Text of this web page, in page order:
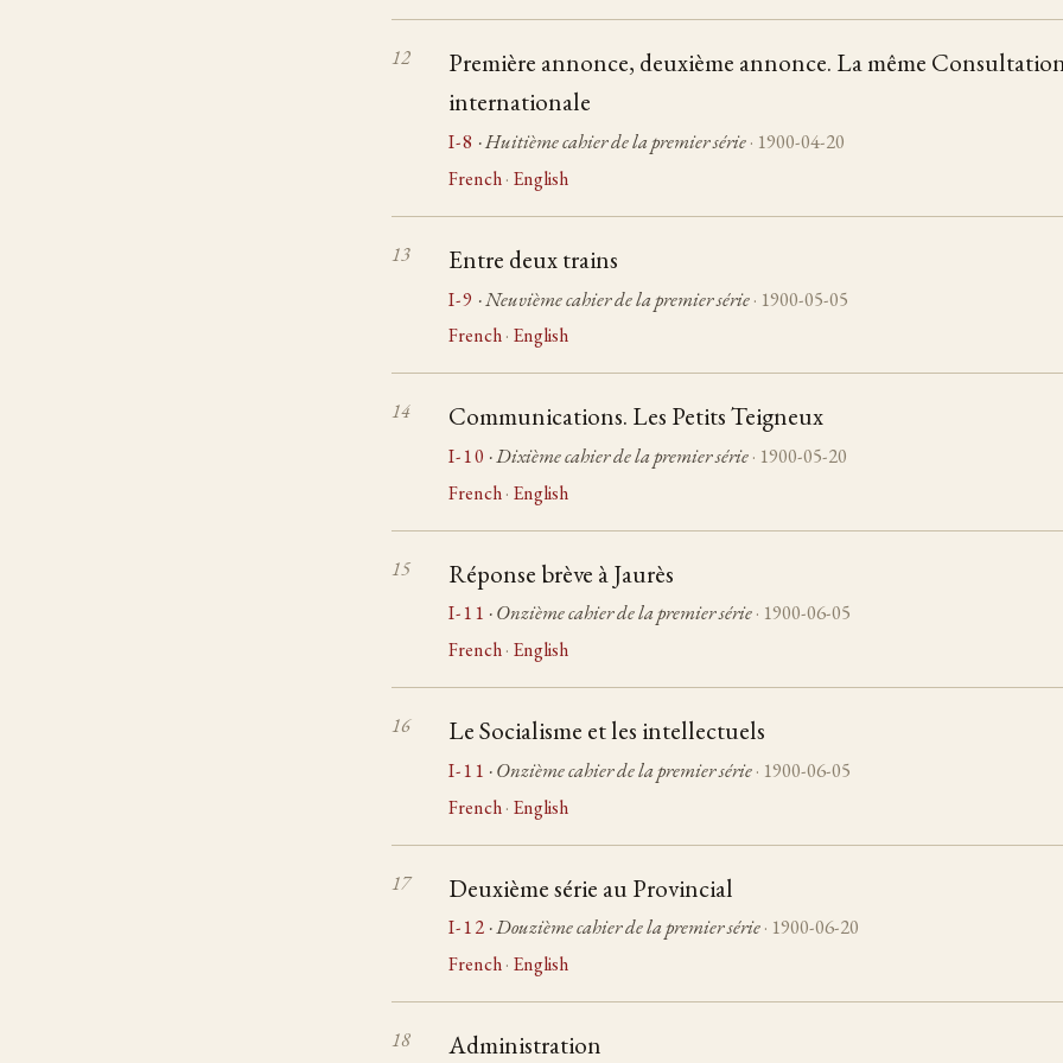
Première annonce, deuxième annonce. La même
internationale
I-8 · Huitième cahier de la premier série · 1900-04-20
French · English
Entre deux trains
I-9 · Neuvième cahier de la premier série · 1900-05-05
French · English
Communications. Les Petits Teigneux
I-10 · Dixième cahier de la premier série· 1900-05-20
French · English
Réponse brève à Jaurès
I-11 · Onzième cahier de la premier série· 1900-06-05
French · English
Le Socialisme et les intellectuels
I-11 · Onzième cahier de la premier série· 1900-06-05
French · English
Deuxième série au Provincial
I-12 · Douzième cahier de la premier série· 1900-06-20
French · English
Administration